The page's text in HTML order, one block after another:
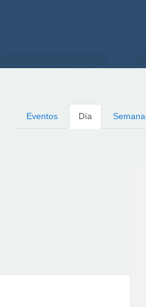
Eventos Día Semana